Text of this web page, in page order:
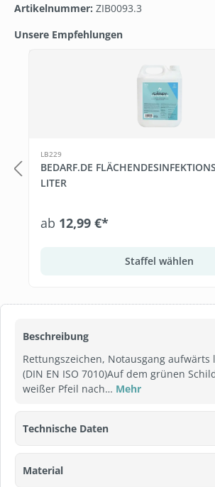
Beschreibung
Rettungszeichen, Notausgang aufwärts
(DIN EN ISO 7010)Auf dem grünen
weißer Pfeil nach… Mehr
Technische Daten
Material
Artikelnummer: ZIB0093.3
Unsere Empfehlungen
LB229
BEDARF.DE
LITER
ab 12,99 €*
Staffel wählen